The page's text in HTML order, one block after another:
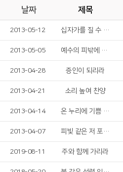
날짜 제목
2013-05-12 십자가를 질 수 있나
2013-05-05 예수의 피밖에 없네
2013-04-28 증인이 되리라
2013-04-21 소리 높여 찬양
2013-04-14 온 누리에 기쁨 넘치네
2013-04-07 피빛 같은 저 포도주 흘러내리듯
2019-08-11 주와 함께 가리라